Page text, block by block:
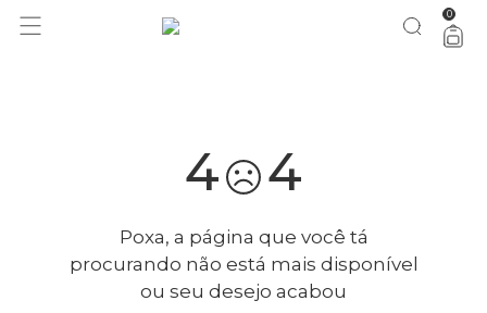
você merece 30% OFF pra comemorar com a gente aproveita! 0
4 4
Poxa, a página que você tá
procurando não está mais disponível
ou seu desejo acabou